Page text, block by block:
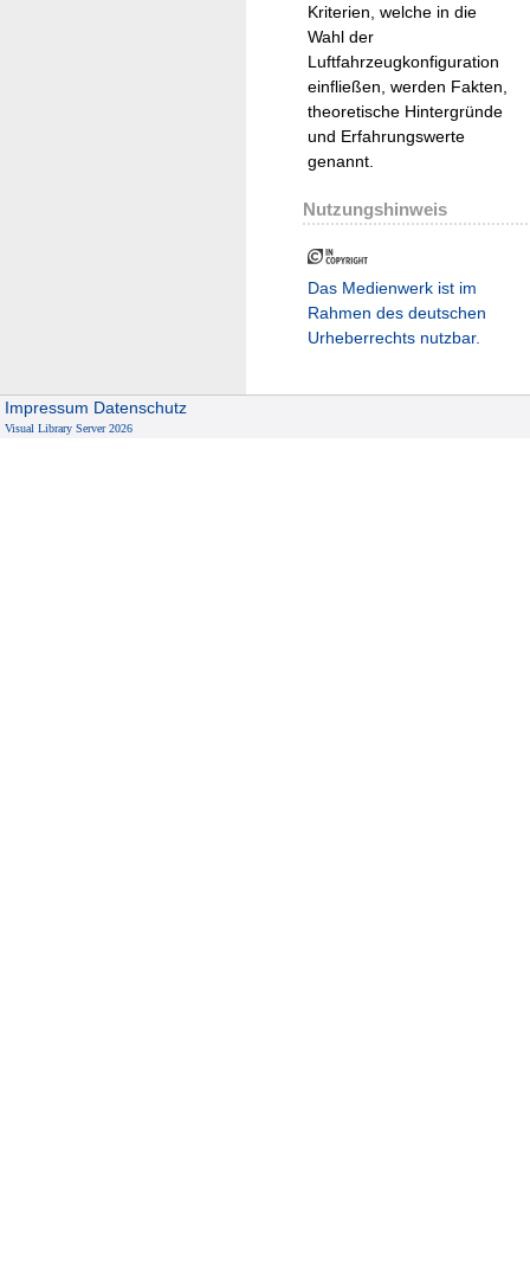
Kriterien, welche in die
Wahl der
Luftfahrzeugkonfiguration
einfließen, werden Fakten,
theoretische Hintergründe
und Erfahrungswerte
genannt.
Nutzungshinweis
Das Medienwerk ist im
Rahmen des deutschen
Urheberrechts nutzbar.
Impressum Datenschutz
Visual Library Server 2026